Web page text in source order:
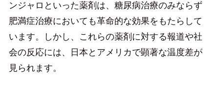
ンジャロといった薬剤は、糖尿病治療のみならず
肥満症治療においても革命的な効果をもたらして
います。しかし、これらの薬剤に対する報道や社
会の反応には、日本とアメリカで顕著な温度差が
見られます。